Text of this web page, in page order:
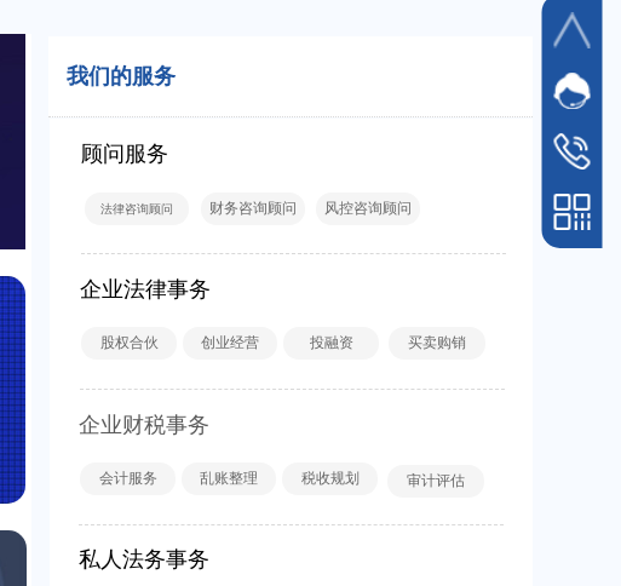
我们的服务
买卖购销
创业经营 投融资
股权合伙
企业法律事务
财务咨询顾问
顾问服务
法律咨询顾问 风控咨询顾问
会计服务 乱账整理 税收规划 审计评估
企业财税事务
私人法务事务
客服沟
客服电话